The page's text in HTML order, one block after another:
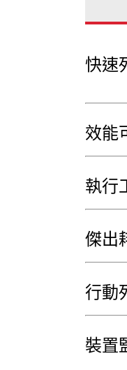
快速
效能
執行
傑出
行動
裝置